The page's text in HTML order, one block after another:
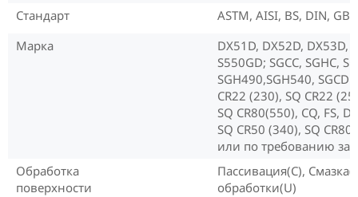
Стандарт
ASTM, AISI, BS, DIN, GB,
Марка
DX51D, DX52D, DX53D,
S550GD; SGCC, SGHC,
SGH490,SGH540,
CR22 (230), SQ CR22
SQ CR80(550), CQ, FS,
SQ CR50 (340), SQ CR80
или по требованию
Обработка
поверхности
Пассивация(C),
обработки(U)